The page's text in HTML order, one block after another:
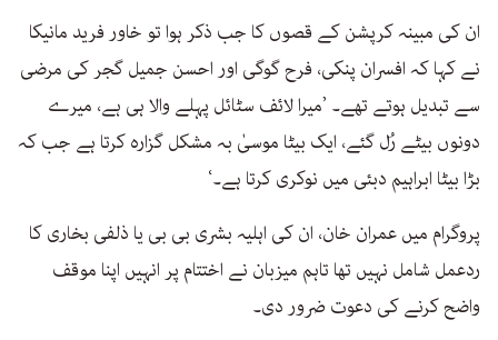
ان کی مبینہ کرپشن کے قصوں کا جب ذکر ہوا تو خاور فرید مانیکا
نے کہا کہ افسران پنکی، فرح گوگی اور احسن جمیل گجر کی مرضی
سے تبدیل ہوتے تھے۔ ’میرا لائف سٹائل پہلے والا ہی ہے، میرے
دونوں بیٹے رُل گئے، ایک بیٹا موسیٰ بہ مشکل گزارہ کرتا ہے جب کہ
بڑا بیٹا ابراہیم دبئی میں نوکری کرتا ہے۔‘
پروگرام میں عمران خان، ان کی اہلیہ بشری بی بی یا ذلفی بخاری کا
ردعمل شامل نہیں تھا تاہم میزبان نے اختتام پر انہیں اپنا موقف
واضح کرنے کی دعوت ضرور دی۔